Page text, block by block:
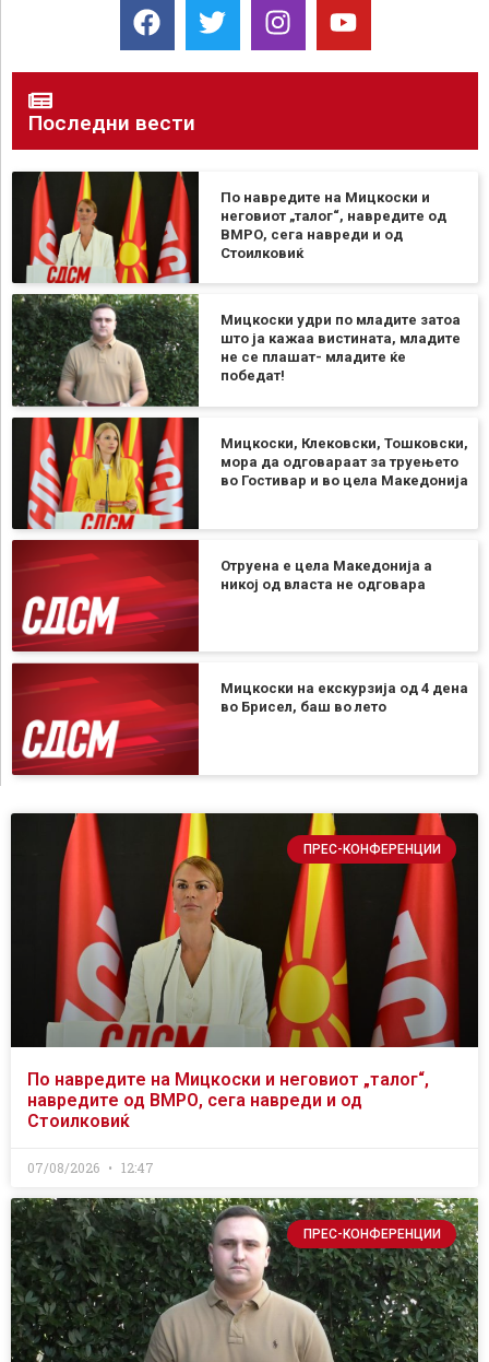
Последни вести
По навредите на Мицкоски и
неговиот „талог“, навредите од
ВМРО, сега навреди и од
Стоилковиќ
Мицкоски удри по младите затоа
што ја кажаа вистината, младите
не се плашат- младите ќе
победат!
Мицкоски, Клековски, Тошковски,
мора да одговараат за труењето
во Гостивар и во цела Македонија
Отруена е цела Македонија а
никој од власта не одговара
Мицкоски на екскурзија од 4 дена
во Брисел, баш во лето
ПРЕС-КОНФЕРЕНЦИИ
По навредите на Мицкоски и неговиот „талог“,
навредите од ВМРО, сега навреди и од
Стоилковиќ
07/08/2026 12:47
ПРЕС-КОНФЕРЕНЦИИ